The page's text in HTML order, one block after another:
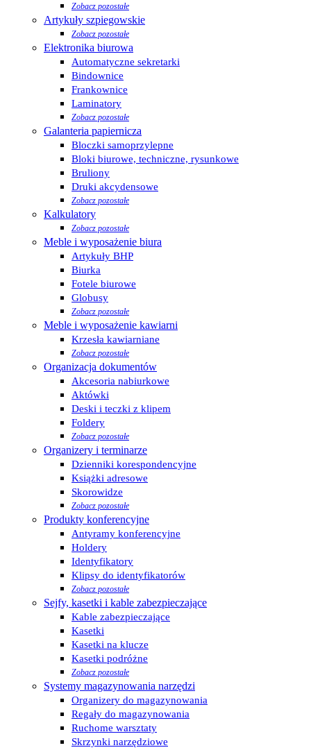
Zobacz pozostałe
Artykuły szpiegowskie
Zobacz pozostałe
Elektronika biurowa
Automatyczne sekretarki
Bindownice
Frankownice
Laminatory
Zobacz pozostałe
Galanteria papiernicza
Bloczki samoprzylepne
Bloki biurowe, techniczne, rysunkowe
Bruliony
Druki akcydensowe
Zobacz pozostałe
Kalkulatory
Zobacz pozostałe
Meble i wyposażenie biura
Artykuły BHP
Biurka
Fotele biurowe
Globusy
Zobacz pozostałe
Meble i wyposażenie kawiarni
Krzesła kawiarniane
Zobacz pozostałe
Organizacja dokumentów
Akcesoria nabiurkowe
Aktówki
Deski i teczki z klipem
Foldery
Zobacz pozostałe
Organizery i terminarze
Dzienniki korespondencyjne
Książki adresowe
Skorowidze
Zobacz pozostałe
Produkty konferencyjne
Antyramy konferencyjne
Holdery
Identyfikatory
Klipsy do identyfikatorów
Zobacz pozostałe
Sejfy, kasetki i kable zabezpieczające
Kable zabezpieczające
Kasetki
Kasetki na klucze
Kasetki podróżne
Zobacz pozostałe
Systemy magazynowania narzędzi
Organizery do magazynowania
Regały do magazynowania
Ruchome warsztaty
Skrzynki narzędziowe